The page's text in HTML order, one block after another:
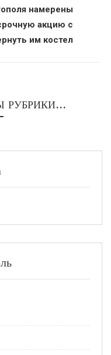
намерены
акцию с
им костел
РУБРИКИ...